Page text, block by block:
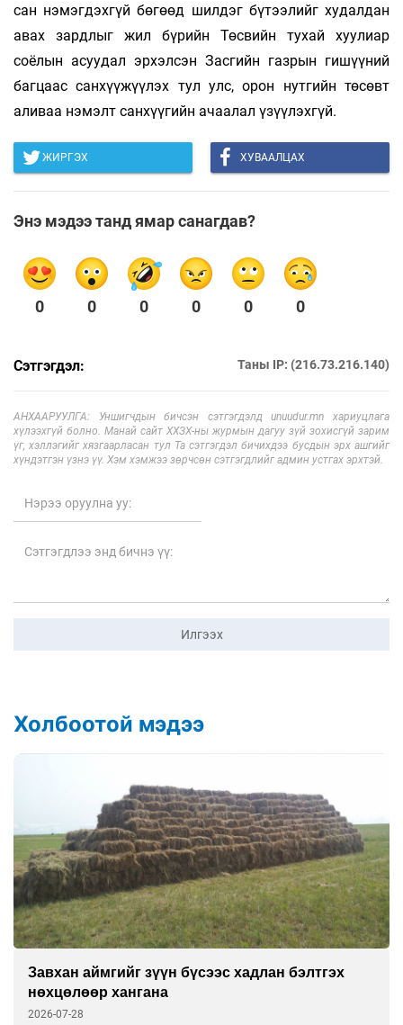
сан нэмэгдэхгүй бөгөөд шилдэг бүтээлийг худалдан
авах зардлыг жил бүрийн Төсвийн тухай хуулиар
соёлын асуудал эрхэлсэн Засгийн газрын гишүүний
багцаас санхүүжүүлэх тул улс, орон нутгийн төсөвт
аливаа нэмэлт санхүүгийн ачаалал үзүүлэхгүй.
ЖИРГЭХ ХУВААЛЦАХ
Энэ мэдээ танд ямар санагдав?
0 0 0 0 0 0
Сэтгэгдэл: Таны IP: (216.73.216.140)
АНХААРУУЛГА: Уншигчдын бичсэн сэтгэгдэлд unuudur.mn хариуцлага
хүлээхгүй болно. Манай сайт ХХЗХ-ны журмын дагуу зүй зохисгүй зарим
үг, хэллэгийг хязгаарласан тул Та сэтгэгдэл бичихдээ бусдын эрх ашгийг
хүндэтгэн үзнэ үү. Хэм хэмжээ зөрчсөн сэтгэгдлийг админ устгах эрхтэй.
Илгээх
Холбоотой мэдээ
Завхан аймгийг зүүн бүсээс хадлан бэлтгэх
нөхцөлөөр хангана
2026-07-28